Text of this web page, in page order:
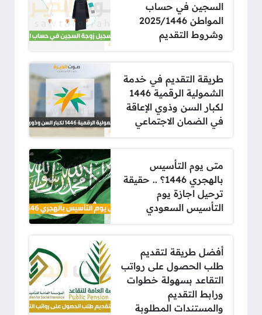
السجين في حساب
المواطن 2025/1446
وشروط التقديم
طريقة التقديم في خدمة
الشمولية الرقمية 1446
لكبار السن وذوي الإعاقة
في الضمان الاجتماعي
متى يوم التأسيس
بالهجري 1446؟ .. حقيقة
ترحيل اجازة يوم
التأسيس السعودي
أفضل طريقة لتقديم
طلب الحصول على رواتب
التقاعد بسهولة خطوات
ورابط التقديم
والمستندات المطلوبة